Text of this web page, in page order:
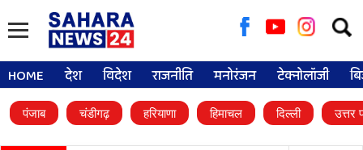
for:
HOME देश विदेश राजनीति मनोरंजन टेक्नोलॉजी
पंजाब चंडीगढ़ हरियाणा हिमाचल दिल्ली उत्तर